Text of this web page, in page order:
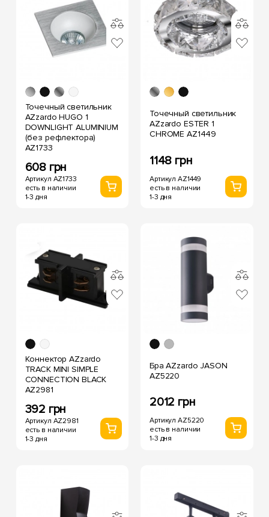
Точечный светильник
AZzardo HUGO 1
DOWNLIGHT ALUMINIUM
(без рефлектора)
AZ1733
608 грн
Артикул AZ1733
есть в наличии
1-3 дня
Точечный светильник
AZzardo ESTER 1
CHROME AZ1449
1148 грн
Артикул AZ1449
есть в наличии
1-3 дня
Коннектор AZzardo
TRACK MINI SIMPLE
CONNECTION BLACK
AZ2981
392 грн
Артикул AZ2981
есть в наличии
1-3 дня
Бра AZzardo JASON
AZ5220
2012 грн
Артикул AZ5220
есть в наличии
1-3 дня